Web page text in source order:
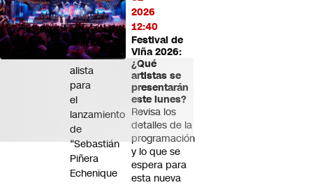
2026
12:40
Festival de
Viña 2026:
¿Qué
artistas se
presentarán
este lunes?
Revisa los
detalles de la
programación
y lo que se
espera para
esta nueva
crisis?
Magdalena
Piñera
se
alista
para
el
lanzamiento
de
“Sebastián
Piñera
Echenique